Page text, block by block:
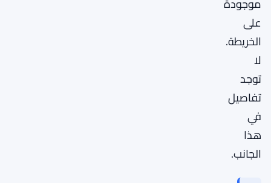
على
الخريطة.
لا
توجد
تفاصيل
في
هذا
الجانب.